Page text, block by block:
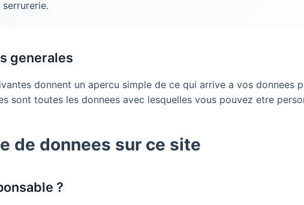
generales
donnent un apercu simple de ce qui arrive a vos donnees
sont toutes les donnees avec lesquelles vous pouvez etre
de donnees sur ce site
?